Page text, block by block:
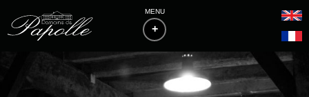
ACCUEIL
MENU
+